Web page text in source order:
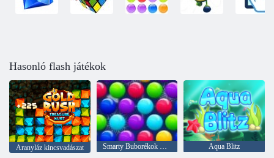
Hasonló flash játékok
Aranyláz kincsvadászat Smarty Buborékok Xmas Edition Aqua Blitz